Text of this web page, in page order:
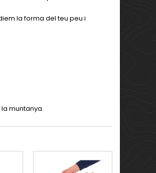
la forma del teu peu i
muntanya.